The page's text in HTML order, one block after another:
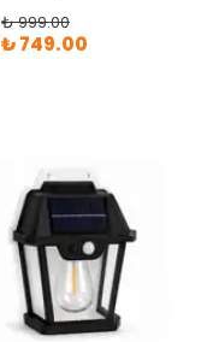
₺ 999.00
₺ 749.00